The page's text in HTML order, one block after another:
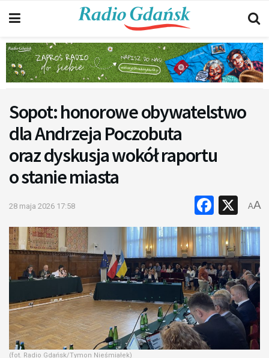
Sopot: honorowe obywatelstwo
dla Andrzeja Poczobuta
oraz dyskusja wokół raportu
o stanie miasta
28 maja 2026 17:58 X
AA
(fot. Radio Gdańsk/Tymon Nieśmiałek)